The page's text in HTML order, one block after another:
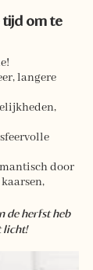
tijd om te
langere
door
de herfst heb
licht!